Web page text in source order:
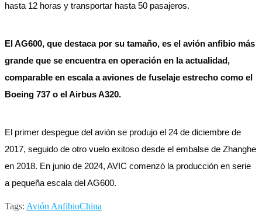
hasta 12 horas y transportar hasta 50 pasajeros.
El AG600, que destaca por su tamaño, es el avión anfibio más
grande que se encuentra en operación en la actualidad,
comparable en escala a aviones de fuselaje estrecho como el
Boeing 737 o el Airbus A320.
El primer despegue del avión se produjo el 24 de diciembre de
2017, seguido de otro vuelo exitoso desde el embalse de Zhanghe
en 2018. En junio de 2024, AVIC comenzó la producción en serie
a pequeña escala del AG600.
Tags: Avión AnfibioChina